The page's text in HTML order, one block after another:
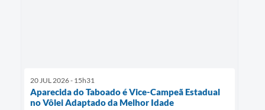
20 JUL 2026 - 15h31
Aparecida do Taboado é Vice-Campeã Estadual
no Vôlei Adaptado da Melhor Idade